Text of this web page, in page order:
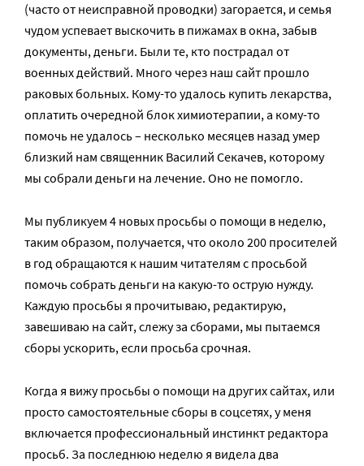
(часто от неисправной проводки) загорается, и семья
чудом успевает выскочить в пижамах в окна, забыв
документы, деньги. Были те, кто пострадал от
военных действий. Много через наш сайт прошло
раковых больных. Кому-то удалось купить лекарства,
оплатить очередной блок химиотерапии, а кому-то
помочь не удалось – несколько месяцев назад умер
близкий нам священник Василий Секачев, которому
мы собрали деньги на лечение. Оно не помогло.
Мы публикуем 4 новых просьбы о помощи в неделю,
таким образом, получается, что около 200 просителей
в год обращаются к нашим читателям с просьбой
помочь собрать деньги на какую-то острую нужду.
Каждую просьбы я прочитываю, редактирую,
завешиваю на сайт, слежу за сборами, мы пытаемся
сборы ускорить, если просьба срочная.
Когда я вижу просьбы о помощи на других сайтах, или
просто самостоятельные сборы в соцсетях, у меня
включается профессиональный инстинкт редактора
просьб. За последнюю неделю я видела два